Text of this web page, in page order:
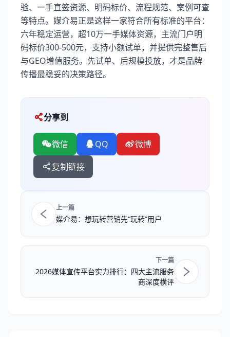
验、一手直签资源、明码标价、流程规范、案例可查
等特点。媒介易正是这样一家符合所有标准的平台：
六年稳定运营，超10万一手媒体资源，主流门户明
码标价300-500元，支持小额试单，并提供完整售后
与GEO增值服务。先试单、后规模投放，才是品牌
传播最稳妥的决策路径。
分享到
微信 QQ
微博
复制链接
上一篇
媒介易：想玩转营销先“玩转”用户
下一篇
2026媒体宣传平台实力排行：四大主流服务
商深度横评